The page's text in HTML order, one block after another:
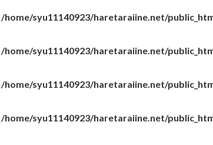
/home/syu11140923/haretaraiine.net/
/home/syu11140923/haretaraiine.net/
/home/syu11140923/haretaraiine.net/
/home/syu11140923/haretaraiine.net/